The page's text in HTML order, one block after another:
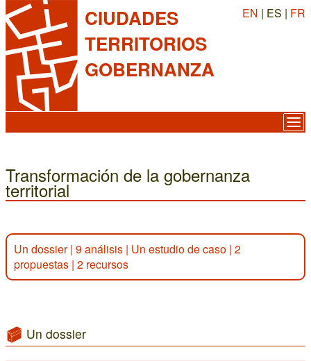
CIUDADES
TERRITORIOS
GOBERNANZA
EN | ES | FR
Transformación de la gobernanza
territorial
Un dossier| 9 análisis | Un estudio de caso | 2
propuestas | 2 recursos
Un dossier